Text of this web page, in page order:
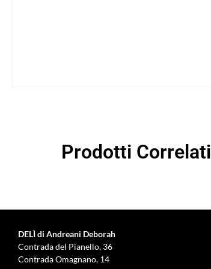
Prodotti Correlati
DELÌ di Andreani Deborah
Contrada del Pianello, 36
Contrada Omagnano, 14